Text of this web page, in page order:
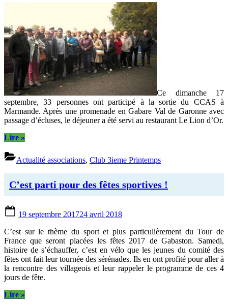
Ce dimanche 17
septembre, 33 personnes ont participé à la sortie du CCAS à
Marmande. Après une promenade en Gabare Val de Garonne avec
passage d’écluses, le déjeuner a été servi au restaurant Le Lion d’Or.
Lire“Les
découvrent
Marmande
et
ses
richesses”
»
Actualité associations, Club 3ieme Printemps
C’est parti pour des fêtes sportives !
on
19 septembre 201724 avril 2018
C’est sur le thème du sport et plus particulièrement du Tour de
France que seront placées les fêtes 2017 de Gabaston. Samedi,
histoire de s’échauffer, c’est en vélo que les jeunes du comité des
fêtes ont fait leur tournée des sérénades. Ils en ont profité pour aller à
la rencontre des villageois et leur rappeler le programme de ces 4
jours de fête.
Lire“C’est
»